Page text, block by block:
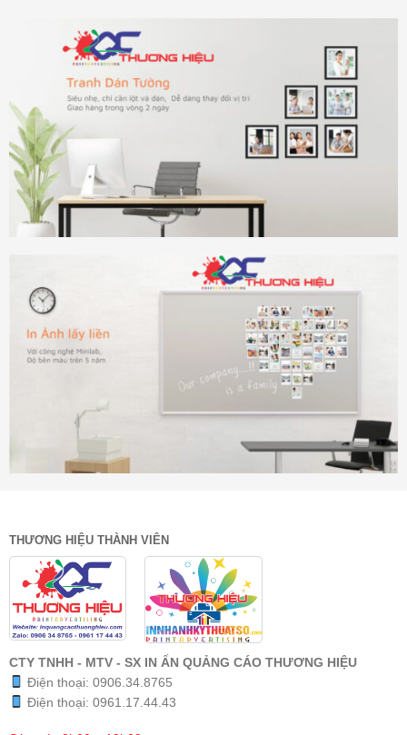
THƯƠNG HIỆU THÀNH VIÊN
CTY TNHH - MTV - SX IN ẤN QUẢNG CÁO THƯƠNG HIỆU
Điện thoại: 0906.34.8765
Điện thoại: 0961.17.44.43